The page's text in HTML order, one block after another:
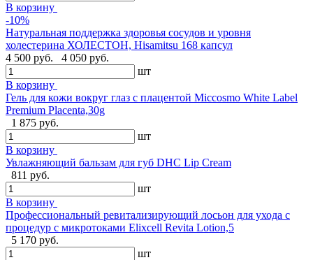
В корзину
-10%
Натуральная поддержка здоровья сосудов и уровня
холестерина ХОЛЕСТОН, Hisamitsu 168 капсул
4 500 руб.
4 050 руб.
шт
В корзину
Гель для кожи вокруг глаз с плацентой Miccosmo White Label
Premium Placenta,30g
1 875 руб.
шт
В корзину
Увлажняющий бальзам для губ DHC Lip Cream
811 руб.
шт
В корзину
Профессиональный ревитализирующий лосьон для ухода с
процедур с микротоками Elixcell Revita Lotion,5
5 170 руб.
шт